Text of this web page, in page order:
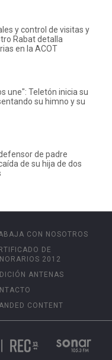
y control de visitas y
Rabat detalla
en la ACOT
une": Teletón inicia su
su himno y su
de padre
de su hija de dos
CON NOSOTROS
DE
2012
ANTENAS
CONTENT